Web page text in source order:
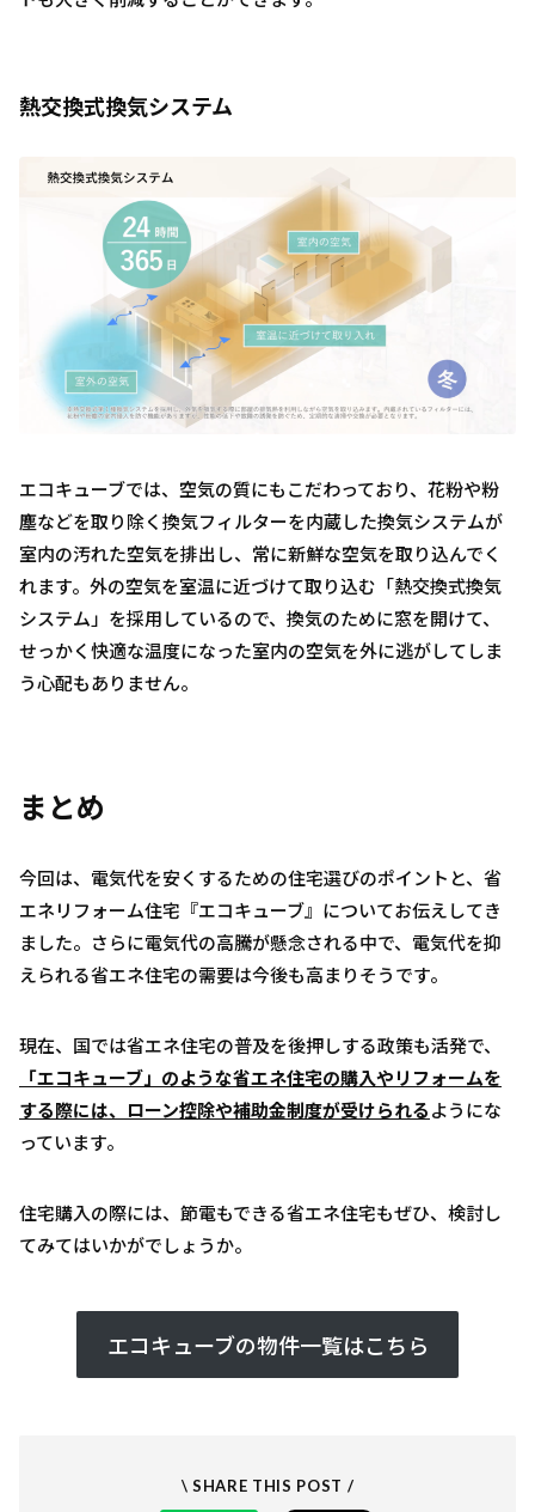
熱交換式換気システム
エコキューブでは、空気の質にもこだわっており、花粉や粉
塵などを取り除く換気フィルターを内蔵した換気システムが
室内の汚れた空気を排出し、常に新鮮な空気を取り込んでく
れます。外の空気を室温に近づけて取り込む「熱交換式換気
システム」を採用しているので、換気のために窓を開けて、
せっかく快適な温度になった室内の空気を外に逃がしてしま
う心配もありません。
まとめ
今回は、電気代を安くするための住宅選びのポイントと、省
エネリフォーム住宅『エコキューブ』についてお伝えしてき
ました。さらに電気代の高騰が懸念される中で、電気代を抑
えられる省エネ住宅の需要は今後も高まりそうです。
現在、国では省エネ住宅の普及を後押しする政策も活発で、
「エコキューブ」のような省エネ住宅の購入やリフォームを
する際には、ローン控除や補助金制度が受けられるようにな
っています。
住宅購入の際には、節電もできる省エネ住宅もぜひ、検討し
てみてはいかがでしょうか。
エコキューブの物件一覧はこちら
\ SHARE THIS POST /